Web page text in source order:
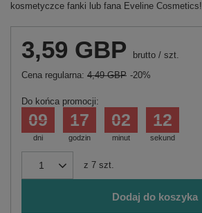
kosmetyczce fanki lub fana Eveline Cosmetics!
3,59 GBP brutto / szt.
Cena regularna: 4,49 GBP -20%
Do końca promocji:
dni
09
godzin
17
minut
02
sekund
12
z 7 szt.
Dodaj do koszyka